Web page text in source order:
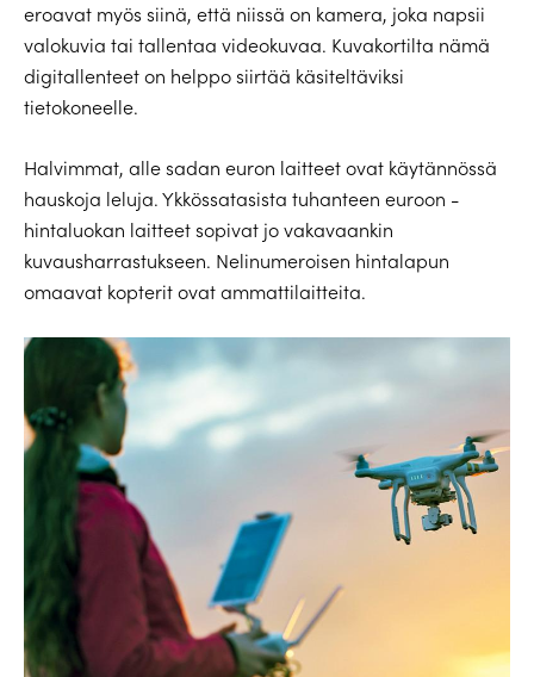
eroavat myös siinä, että niissä on kamera, joka napsii
valokuvia tai tallentaa videokuvaa. Kuvakortilta nämä
digitallenteet on helppo siirtää käsiteltäviksi
tietokoneelle.
Halvimmat, alle sadan euron laitteet ovat käytännössä
hauskoja leluja. Ykkössatasista tuhanteen euroon -
hintaluokan laitteet sopivat jo vakavaankin
kuvausharrastukseen. Nelinumeroisen hintalapun
omaavat kopterit ovat ammattilaitteita.